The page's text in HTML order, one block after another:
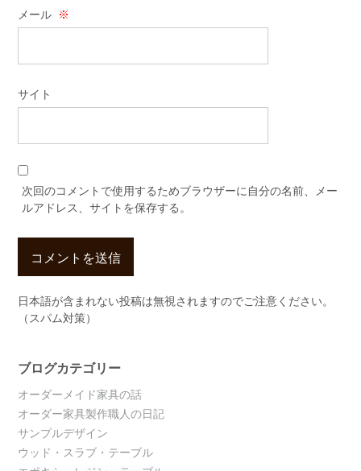
メール ※
サイト
次回のコメントで使用するためブラウザーに自分の名前、メー
ルアドレス、サイトを保存する。
日本語が含まれない投稿は無視されますのでご注意ください。
（スパム対策）
ブログカテゴリー
オーダーメイド家具の話
オーダー家具製作職人の日記
サンプルデザイン
ウッド・スラブ・テーブル